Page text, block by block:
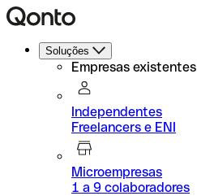
Soluções
Empresas existentes
Independentes
Freelancers e ENI
Microempresas
1 a 9 colaboradores